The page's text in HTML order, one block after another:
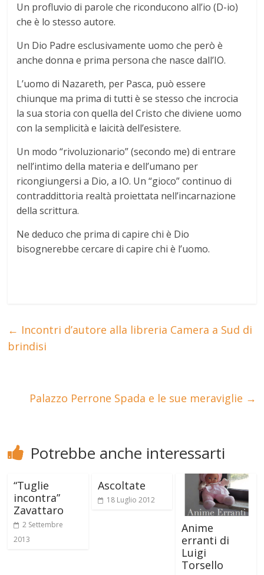
Un profluvio di parole che riconducono all’io (D-io)
che è lo stesso autore.
Un Dio Padre esclusivamente uomo che però è
anche donna e prima persona che nasce dall’IO.
L’uomo di Nazareth, per Pasca, può essere
chiunque ma prima di tutti è se stesso che incrocia
la sua storia con quella del Cristo che diviene uomo
con la semplicità e laicità dell’esistere.
Un modo “rivoluzionario” (secondo me) di entrare
nell’intimo della materia e dell’umano per
ricongiungersi a Dio, a IO. Un “gioco” continuo di
contraddittoria realtà proiettata nell’incarnazione
della scrittura.
Ne deduco che prima di capire chi è Dio
bisognerebbe cercare di capire chi è l’uomo.
← Incontri d’autore alla libreria Camera a Sud di
brindisi
Palazzo Perrone Spada e le sue meraviglie →
Potrebbe anche interessarti
“Tuglie
incontra”
Zavattaro
2 Settembre
2013
Ascoltate
18 Luglio 2012
Anime
erranti di
Luigi
Torsello